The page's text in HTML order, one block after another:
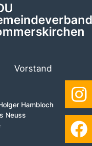
Vorstand
Hambloch
Neuss